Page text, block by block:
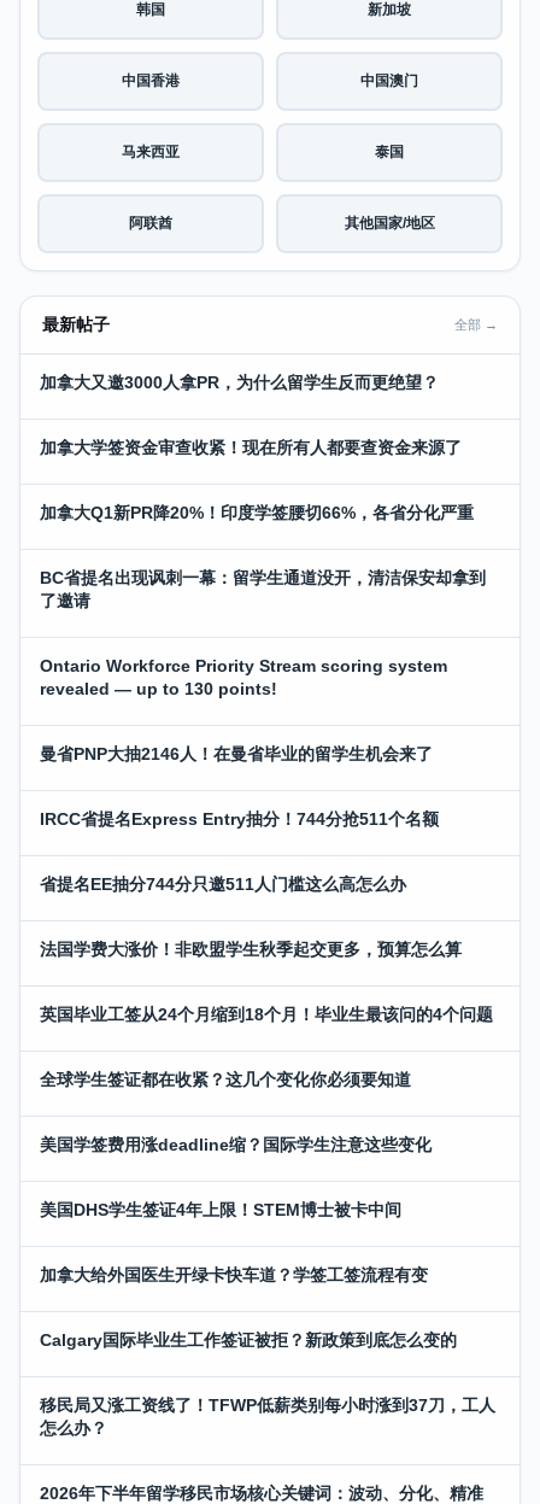
韩国 新加坡
中国香港 中国澳门
马来西亚 泰国
阿联酋 其他国家/地区
最新帖子 全部 →
加拿大又邀3000人拿PR，为什么留学生反而更绝望？
加拿大学签资金审查收紧！现在所有人都要查资金来源了
加拿大Q1新PR降20%！印度学签腰切66%，各省分化严重
BC省提名出现讽刺一幕：留学生通道没开，清洁保安却拿到
了邀请
Ontario Workforce Priority Stream scoring system
revealed — up to 130 points!
曼省PNP大抽2146人！在曼省毕业的留学生机会来了
IRCC省提名Express Entry抽分！744分抢511个名额
省提名EE抽分744分只邀511人门槛这么高怎么办
法国学费大涨价！非欧盟学生秋季起交更多，预算怎么算
英国毕业工签从24个月缩到18个月！毕业生最该问的4个问题
全球学生签证都在收紧？这几个变化你必须要知道
美国学签费用涨deadline缩？国际学生注意这些变化
美国DHS学生签证4年上限！STEM博士被卡中间
加拿大给外国医生开绿卡快车道？学签工签流程有变
Calgary国际毕业生工作签证被拒？新政策到底怎么变的
移民局又涨工资线了！TFWP低薪类别每小时涨到37刀，工人
怎么办？
2026年下半年留学移民市场核心关键词：波动、分化、精准